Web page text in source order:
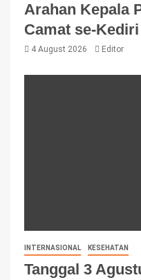
Arahan Kepala
Camat se-Kediri
4 August 2026 Editor
INTERNASIONAL KESEHATAN
Tanggal 3